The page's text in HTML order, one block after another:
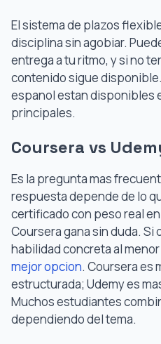
El sistema de plazos
disciplina sin agobiar.
entrega a tu ritmo, y si no
contenido sigue
espanol estan disponibles
principales.
Coursera vs
Es la pregunta mas
respuesta depende de lo
certificado con peso real
Coursera gana sin duda. Si
habilidad concreta al
mejor opcion. Coursera es
estructurada; Udemy es
Muchos estudiantes
dependiendo del tema.